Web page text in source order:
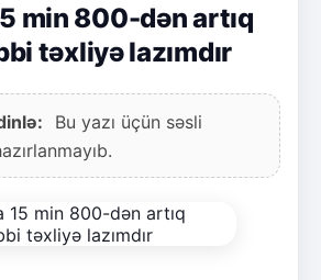
min 800-dən artıq
təxliyə lazımdır
Bu yazı üçün səsli